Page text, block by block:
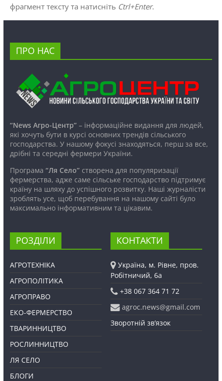
фрагмент тексту та натисніть Ctrl+Enter.
ПРО НАС
“News Агро-Центр”– інформаційне видання для людей,
які хочуть бути в курсі основних трендів сільського
господарства. У нашому фокусі знаходяться, перш за все,
дрібні та середні фермери України.
Програма “Ля Село”створена для популяризації
фермерства, адже саме сільське господарство підтримує
країну на шляху до успішного розвитку. Наші журналісти
зроблять усе, щоб перебування на нашому сайті було
максимально інформативним та цікавим.
РОЗДІЛИ
АГРОТЕХНІКА
АГРОПОЛІТИКА
АГРОПРАВО
ЕКО-ФЕРМЕРСТВО
ТВАРИННИЦТВО
РОСЛИННИЦТВО
ЛЯ СЕЛО
БЛОГИ
КОНТАКТИ
Україна, м. Рівне, пров.
Робітничий, 6а
+38 067 364 71 72
agroc.news@gmail.com
Зворотній зв’язок